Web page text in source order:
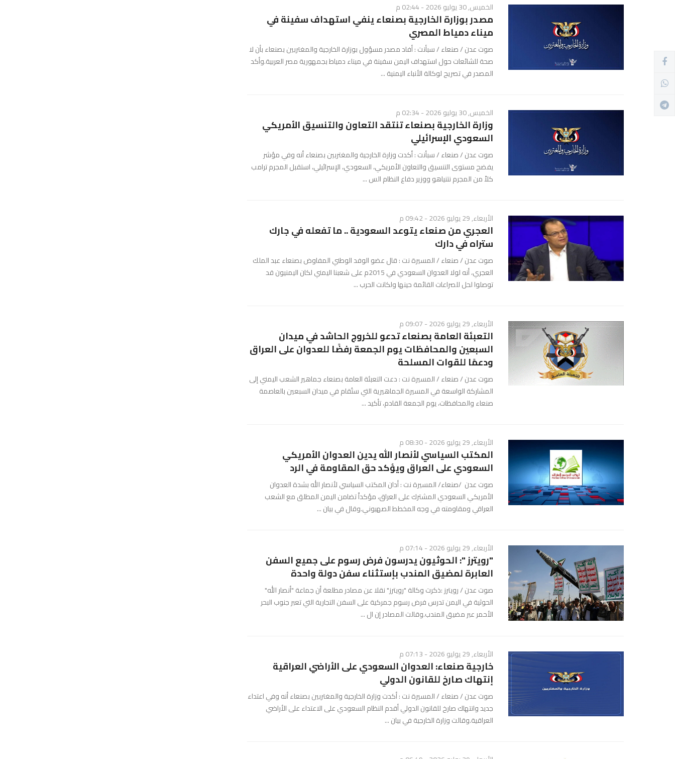
الخميس, 30 يوليو 2026 - 02:44 م
مصدر بوزارة الخارجية بصنعاء ينفي استهداف سفينة في
ميناء دمياط المصري
صوت عدن / صنعاء / سبأنت : أفاد مصدر مسؤول بوزارة الخارجية والمغتربين بصنعاء بأن لا
صحة للشائعات حول استهداف اليمن سفينة في ميناء دمياط بجمهورية مصر العربية.وأكد
المصدر في تصريح لوكالة الأنباء اليمنية ...
الخميس, 30 يوليو 2026 - 02:34 م
وزارة الخارجية بصنعاء تنتقد التعاون والتنسيق الأمريكي
السعودي الإسرائيلي
صوت عدن / صنعاء / سبأنت : أكدت وزارة الخارجية والمغتربين بصنعاء أنه وفي مؤشر
يفضح مستوى التنسيق والتعاون الأمريكي، السعودي، الإسرائيلي، استقبل المجرم ترامب
كلاً من المجرم نتنياهو ووزير دفاع النظام الس ...
الأربعاء, 29 يوليو 2026 - 09:42 م
العجري من صنعاء يتوعد السعودية .. ما تفعله في جارك
ستراه في دارك
صوت عدن / صنعاء / المسيرة نت : قال عضو الوفد الوطني المفاوض بصنعاء عبد الملك
العجري، أنه لولا العدوان السعودي في 2015م على شعبنا اليمني لكان اليمنيون قد
توصلوا لحل للصراعات القائمة حينها ولكانت الحرب ...
الأربعاء, 29 يوليو 2026 - 09:07 م
التعبئة العامة بصنعاء تدعو للخروج الحاشد في ميدان
السبعين والمحافظات يوم الجمعة رفضًا للعدوان على العراق
ودعمًا للقوات المسلحة
صوت عدن / صنعاء / المسيرة نت : دعت التعبئة العامة بصنعاء جماهير الشعب اليمني إلى
المشاركة الواسعة في المسيرة الجماهيرية التي ستُقام في ميدان السبعين بالعاصمة
صنعاء والمحافظات، يوم الجمعة القادم، تأكيد ...
الأربعاء, 29 يوليو 2026 - 08:30 م
المكتب السياسي لأنصار الله يدين العدوان الأمريكي
السعودي على العراق ويؤكد حق المقاومة في الرد
صوت عدن /صنعاء/ المسيرة نت : أدان المكتب السياسي لأنصار الله بشدة العدوان
الأمريكي السعودي المشترك على العراق، مؤكداً تضامن اليمن المطلق مع الشعب
العراقي ومقاومته في وجه المخطط الصهيوني.وقال في بيان ...
الأربعاء, 29 يوليو 2026 - 07:14 م
"رويترز ": الحوثيون يدرسون فرض رسوم على جميع السفن
العابرة لمضيق المندب بإستثناء سفن دولة واحدة
صوت عدن / رويترز :ذكرت وكالة "رويترز" نقلا عن مصادر مطلعة أن جماعة "أنصار الله"
الحوثية في اليمن تدرس فرض رسوم جمركية على السفن التجارية التي تعبر جنوب البحر
الأحمر عبر مضيق المندب.وقالت المصادر إن ال ...
الأربعاء, 29 يوليو 2026 - 07:13 م
خارجية صنعاء: العدوان السعودي على الأراضي العراقية
إنتهاك صارخ للقانون الدولي
صوت عدن / صنعاء / المسيرة نت : أكدت وزارة الخارجية والمغتربين بصنعاء أنه وفي اعتداء
جديد وانتهاك صارخ للقانون الدولي أقدم النظام السعودي على الاعتداء على الأراضي
العراقية.وقالت وزارة الخارجية في بيان ...